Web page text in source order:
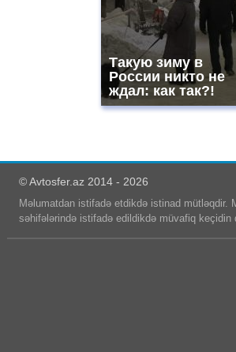
Такую зиму в
России никто не
ждал: как так?!
© Avtosfer.az 2014 - 2026
Məlumatdan istifadə etdikdə istinad mütləqdir.
səhifələrində istifadə edildikdə müvafiq keçidin